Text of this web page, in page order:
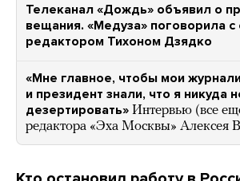
Телеканал «Дождь» объявил о
вещания. «Медуза» поговорила с
редактором Тихоном Дзядко
«Мне главное, чтобы мои
и президент знали, что я никуда
дезертировать» Интервью (все
редактора «Эха Москвы» Алексея